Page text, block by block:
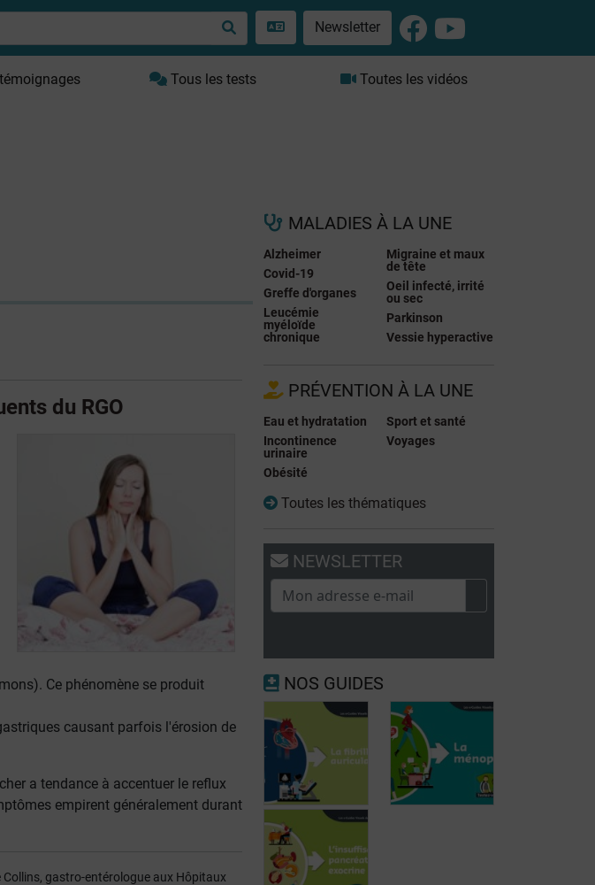
Newsletter
Tous les tests Toutes les vidéos
du RGO
Ce phénomène se produit
causant parfois l'érosion de
a tendance à accentuer le reflux
empirent généralement durant
Collins, gastro-entérologue aux Hôpitaux
MALADIES À LA UNE
Alzheimer
Covid-19
Greffe d'organes
Leucémie
myéloïde
chronique
Migraine et maux
de tête
Oeil infecté, irrité
ou sec
Parkinson
Vessie hyperactive
PRÉVENTION À LA UNE
Eau et hydratation
Incontinence
urinaire
Obésité
Sport et santé
Voyages
Toutes les thématiques
NEWSLETTER
NOS GUIDES